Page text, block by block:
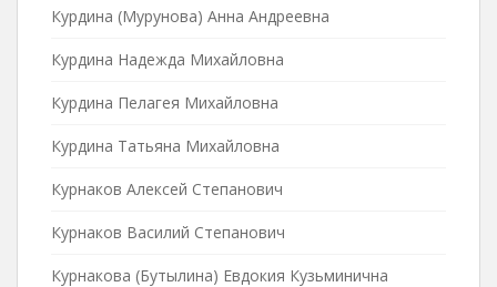
Курдина (Мурунова) Анна Андреевна
Курдина Надежда Михайловна
Курдина Пелагея Михайловна
Курдина Татьяна Михайловна
Курнаков Алексей Степанович
Курнаков Василий Степанович
Курнакова (Бутылина) Евдокия Кузьминична